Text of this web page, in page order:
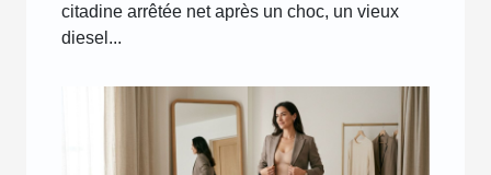
citadine arrêtée net après un choc, un vieux
diesel...